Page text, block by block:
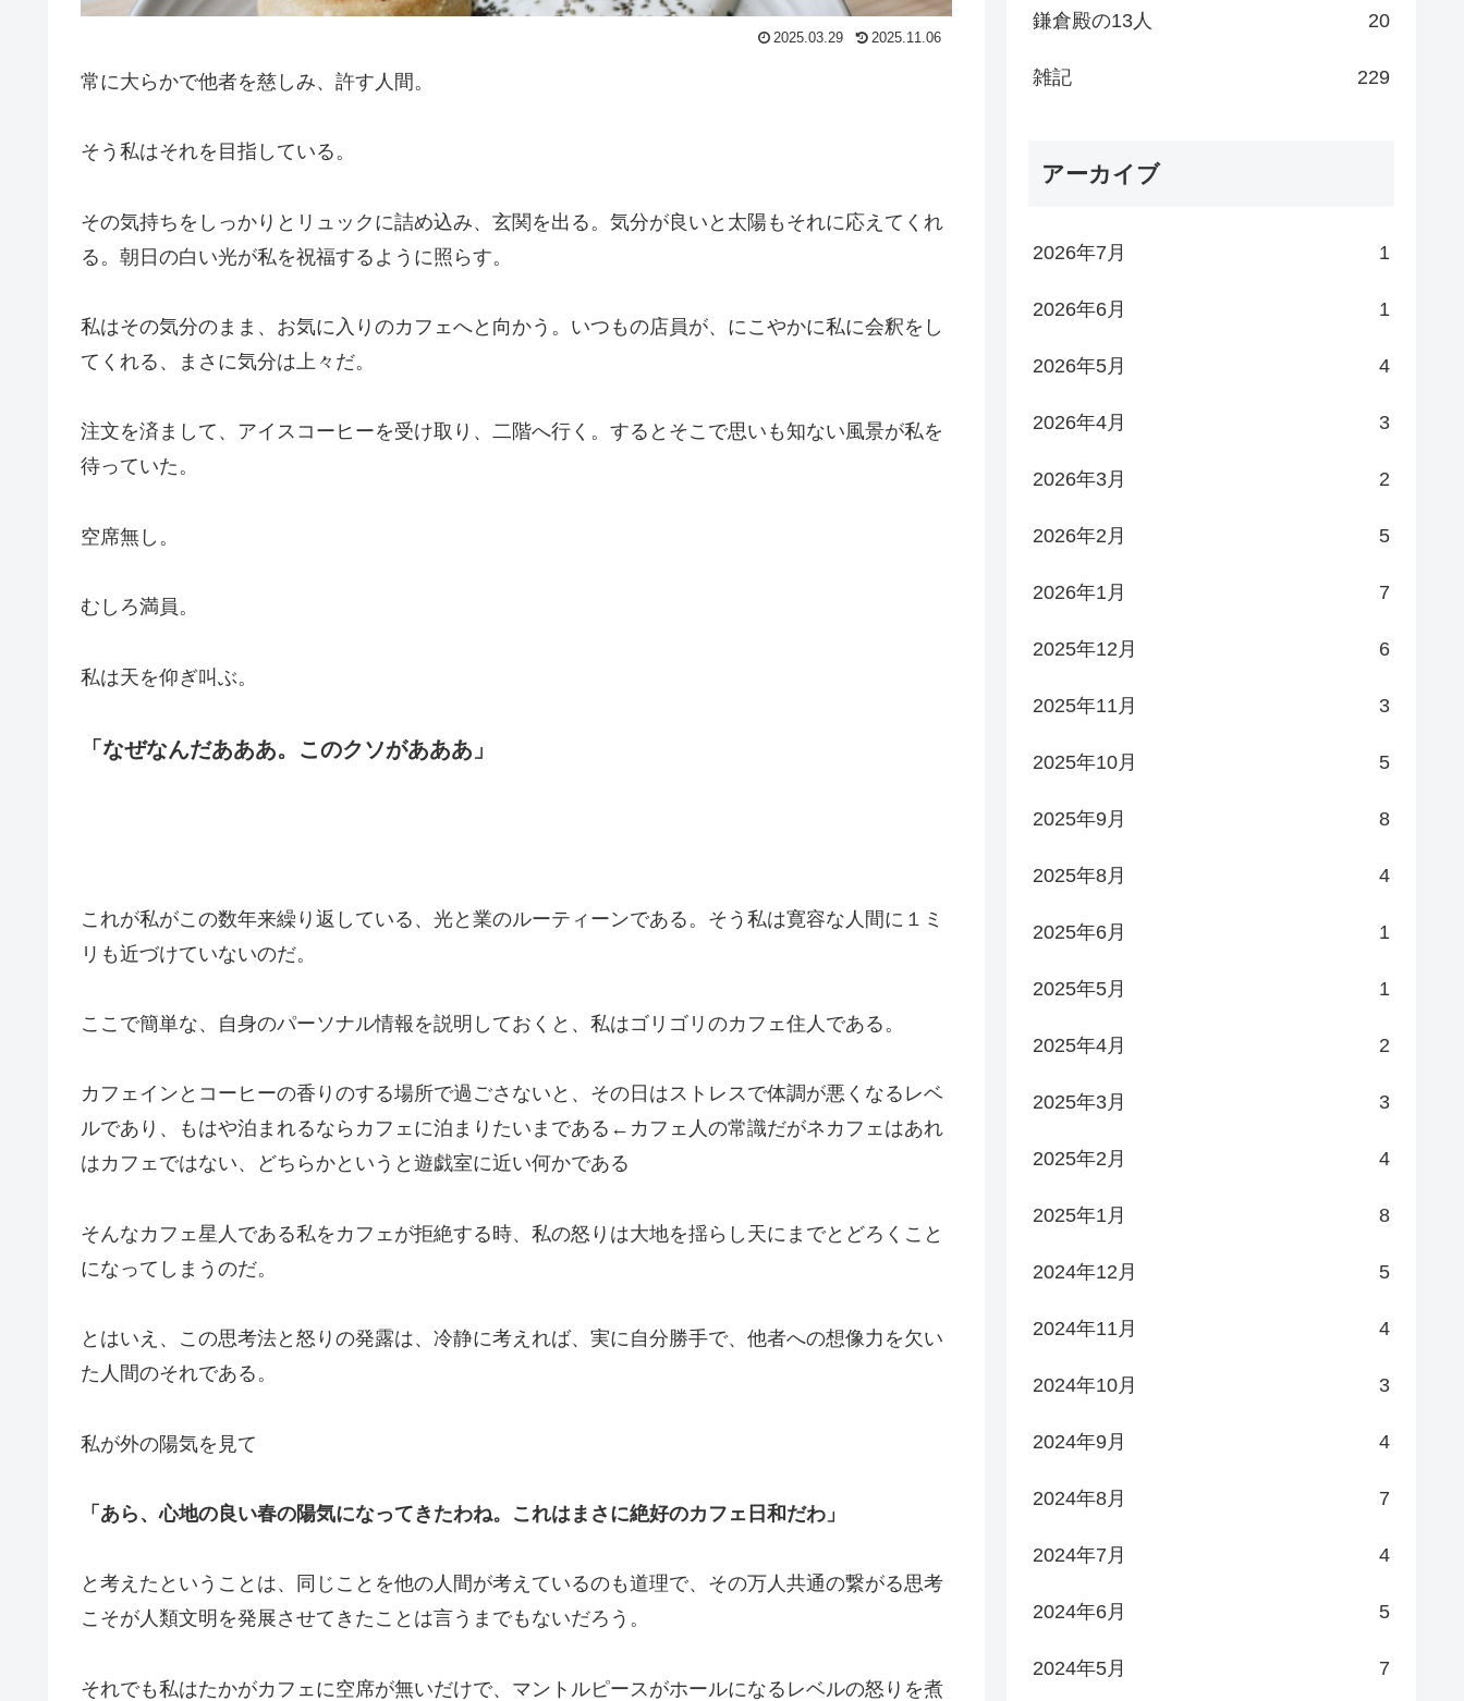
2025.03.29 2025.11.06
常に大らかで他者を慈しみ、許す人間。
そう私はそれを目指している。
その気持ちをしっかりとリュックに詰め込み、玄関を出る。気分が良いと太陽もそれに応えてくれ
る。朝日の白い光が私を祝福するように照らす。
私はその気分のまま、お気に入りのカフェへと向かう。いつもの店員が、にこやかに私に会釈をし
てくれる、まさに気分は上々だ。
注文を済まして、アイスコーヒーを受け取り、二階へ行く。するとそこで思いも知ない風景が私を
待っていた。
空席無し。
むしろ満員。
私は天を仰ぎ叫ぶ。
「なぜなんだあああ。このクソがあああ」
これが私がこの数年来繰り返している、光と業のルーティーンである。そう私は寛容な人間に１ミ
リも近づけていないのだ。
ここで簡単な、自身のパーソナル情報を説明しておくと、私はゴリゴリのカフェ住人である。
カフェインとコーヒーの香りのする場所で過ごさないと、その日はストレスで体調が悪くなるレベ
ルであり、もはや泊まれるならカフェに泊まりたいまである←カフェ人の常識だがネカフェはあれ
はカフェではない、どちらかというと遊戯室に近い何かである
そんなカフェ星人である私をカフェが拒絶する時、私の怒りは大地を揺らし天にまでとどろくこと
になってしまうのだ。
とはいえ、この思考法と怒りの発露は、冷静に考えれば、実に自分勝手で、他者への想像力を欠い
た人間のそれである。
私が外の陽気を見て
「あら、心地の良い春の陽気になってきたわね。これはまさに絶好のカフェ日和だわ」
と考えたということは、同じことを他の人間が考えているのも道理で、その万人共通の繋がる思考
こそが人類文明を発展させてきたことは言うまでもないだろう。
それでも私はたかがカフェに空席が無いだけで、マントルピースがホールになるレベルの怒りを煮
鎌倉殿の13人 20
雑記 229
アーカイブ
2026年7月 1
2026年6月 1
2026年5月 4
2026年4月 3
2026年3月 2
2026年2月 5
2026年1月 7
2025年12月 6
2025年11月 3
2025年10月 5
2025年9月 8
2025年8月 4
2025年6月 1
2025年5月 1
2025年4月 2
2025年3月 3
2025年2月 4
2025年1月 8
2024年12月 5
2024年11月 4
2024年10月 3
2024年9月 4
2024年8月 7
2024年7月 4
2024年6月 5
2024年5月 7